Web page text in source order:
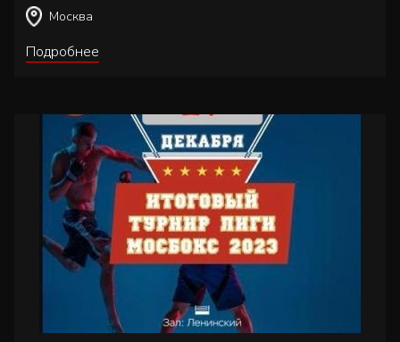
Москва
Подробнее